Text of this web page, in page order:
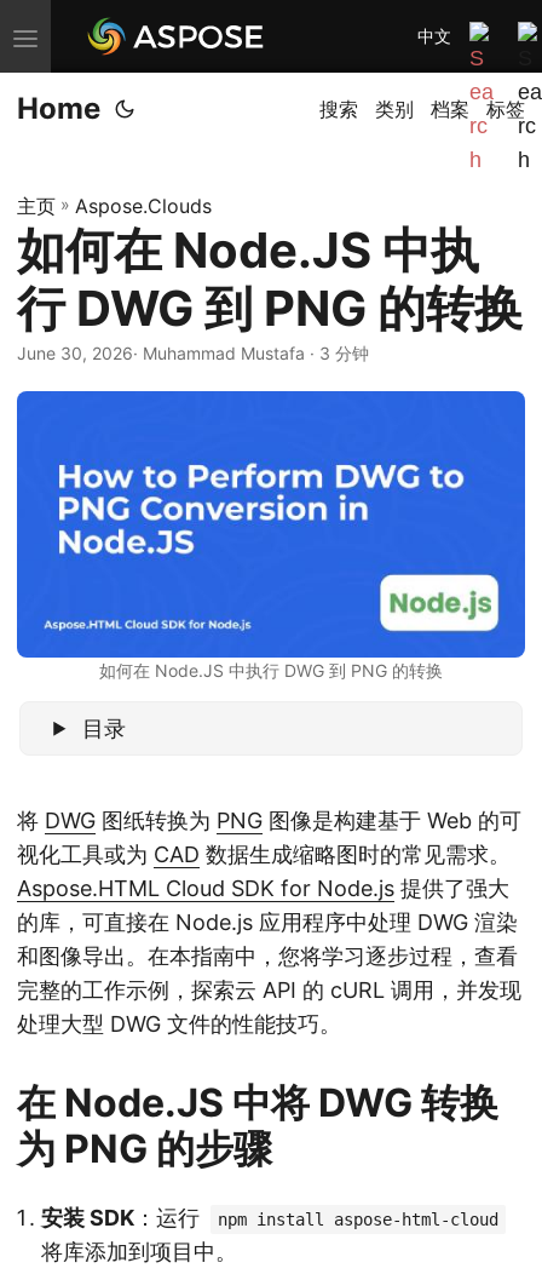
切
换
导
中文
Home 搜索 类别 档案 标签
主页 » Aspose.Clouds
如何在 Node.JS 中执
行 DWG 到 PNG 的转换
June 30, 2026· Muhammad Mustafa · 3 分钟
如何在 Node.JS 中执行 DWG 到 PNG 的转换
目录
将 DWG 图纸转换为 PNG 图像是构建基于 Web 的可
视化工具或为 CAD 数据生成缩略图时的常见需求。
Aspose.HTML Cloud SDK for Node.js 提供了强大
的库，可直接在 Node.js 应用程序中处理 DWG 渲染
和图像导出。在本指南中，您将学习逐步过程，查看
完整的工作示例，探索云 API 的 cURL 调用，并发现
处理大型 DWG 文件的性能技巧。
在 Node.JS 中将 DWG 转换
为 PNG 的步骤
安装 SDK ：运行 npm install aspose-html-cloud
将库添加到项目中。